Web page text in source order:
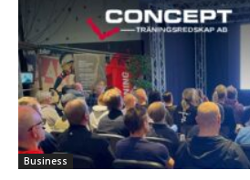
Business